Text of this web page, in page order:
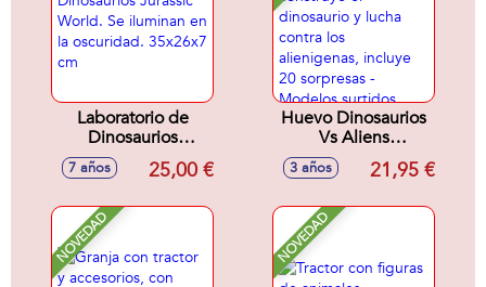
Laboratorio de
Dinosaurios
Jurassic World. Se
iluminan en la
cm
7 años 25,00 €
Huevo Dinosaurios
Vs Aliens
Smashers,
construye el
contra los
alienigenas, incluye
20 sorpresas -
Modelos surtidos
3 años 21,95 €
NOVEDAD NOVEDAD